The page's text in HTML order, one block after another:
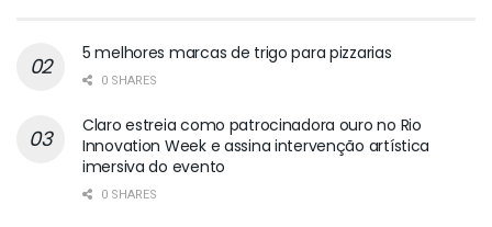
5 melhores marcas de trigo para pizzarias
0 SHARES
Claro estreia como patrocinadora ouro no Rio
Innovation Week e assina intervenção artística
imersiva do evento
0 SHARES